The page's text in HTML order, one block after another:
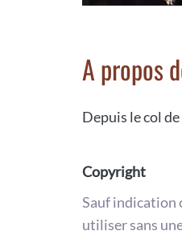
A propos
Depuis le col
Copyright
Sauf indication
utiliser sans